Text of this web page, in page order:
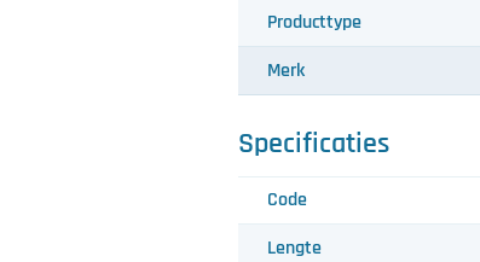
Producttype
Merk
Specificaties
Code
Lengte